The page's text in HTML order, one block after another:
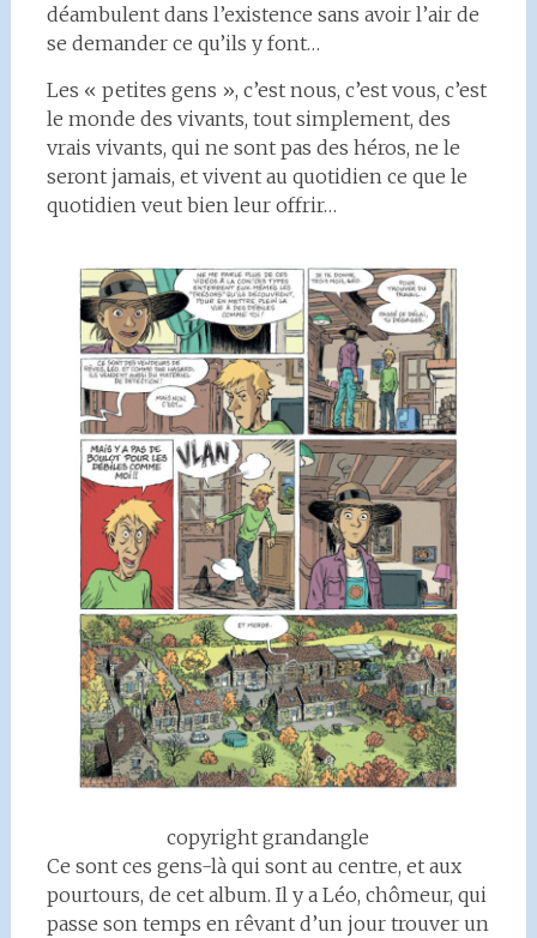
déambulent dans l’existence sans avoir l’air de
se demander ce qu’ils y font…
Les « petites gens », c’est nous, c’est vous, c’est
le monde des vivants, tout simplement, des
vrais vivants, qui ne sont pas des héros, ne le
seront jamais, et vivent au quotidien ce que le
quotidien veut bien leur offrir…
copyright grandangle
Ce sont ces gens-là qui sont au centre, et aux
pourtours, de cet album. Il y a Léo, chômeur, qui
passe son temps en rêvant d’un jour trouver un